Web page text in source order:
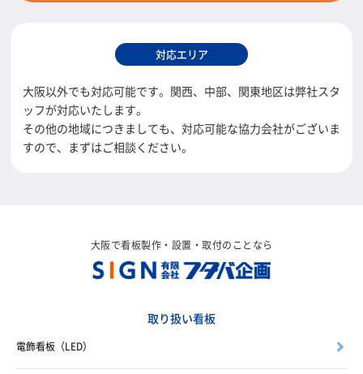
対応エリア
大阪以外でも対応可能です。関西、中部、関東地区は弊社スタ
ッフが対応いたします。
その他の地域につきましても、対応可能な協力会社がございま
すので、まずはご相談ください。
大阪で看板製作・設置・取付のことなら
取り扱い看板
電飾看板（LED）